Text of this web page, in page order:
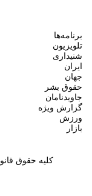
برنامه‌ها
تلویزیون
شنیداری
ایران
جهان
حقوق بشر
جاویدنامان
گزارش ویژه
ورزش
بازار
کلیه حقوق